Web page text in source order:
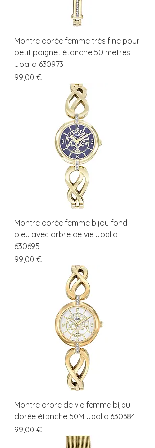
Montre dorée femme très fine pour
petit poignet étanche 50 mètres
Joalia 630973
Prix
99,00 €
Montre dorée femme bijou fond
bleu avec arbre de vie Joalia
630695
Prix
99,00 €
Montre arbre de vie femme bijou
dorée étanche 50M Joalia 630684
Prix
99,00 €